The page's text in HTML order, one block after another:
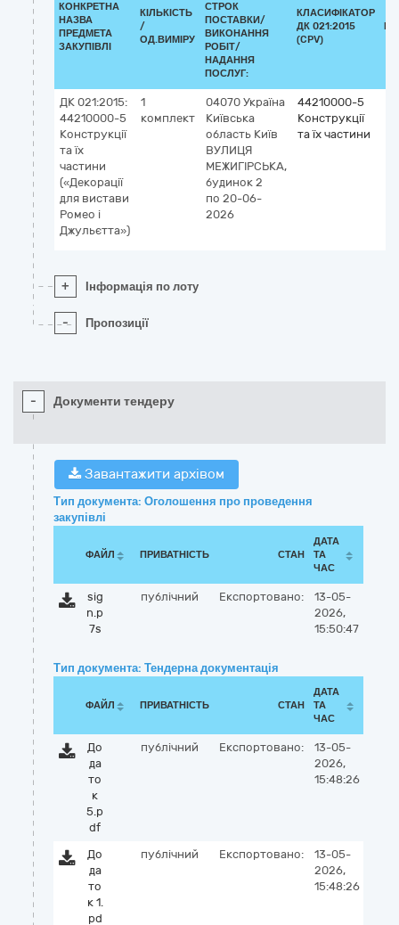
КОНКРЕТНА
НАЗВА
ПРЕДМЕТА
ЗАКУПІВЛІ
КІЛЬКІСТЬ
/
ОД.ВИМІРУ
СТРОК
ПОСТАВКИ/
ВИКОНАННЯ
РОБІТ/
НАДАННЯ
ПОСЛУГ:
КЛАСИФІКАТОР
ДК 021:2015
(CPV)
ДК 021:2015:
44210000-5
Конструкції
та їх
частини
(«Декорації
для вистави
Ромео і
Джульєтта»)
1
комплект
04070 Україна
Київська
область Київ
ВУЛИЦЯ
МЕЖИГІРСЬКА,
будинок 2
по 20-06-
2026
44210000-5
Конструкції
та їх частини
+ Інформація по лоту
- Пропозиції
- Документи тендеру
Завантажити архівом
Тип документа: Оголошення про проведення
закупівлі
ФАЙЛ ПРИВАТНІСТЬ СТАН
ДАТА
ТА
ЧАС
sig
n.p
7s
публічний Експортовано:
13-05-
2026,
15:50:47
Тип документа: Тендерна документація
ФАЙЛ ПРИВАТНІСТЬ СТАН
ДАТА
ТА
ЧАС
До
да
то
к
5.p
df
публічний Експортовано:
13-05-
2026,
15:48:26
До
да
то
к 1.
pd
публічний Експортовано:
13-05-
2026,
15:48:26